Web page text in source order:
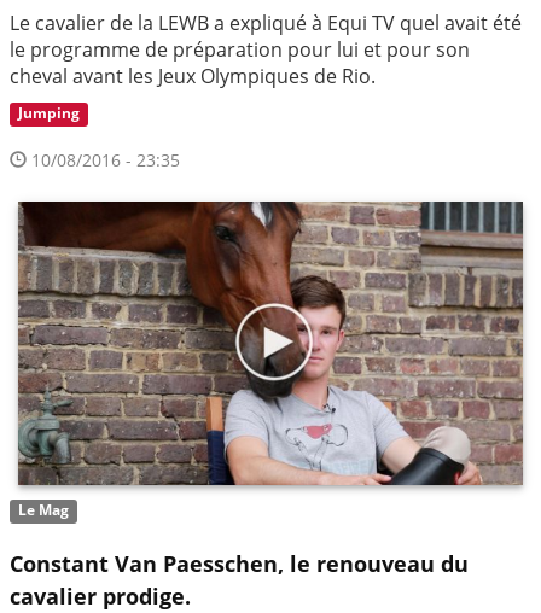
Le cavalier de la LEWB a expliqué à Equi TV quel avait été
le programme de préparation pour lui et pour son
cheval avant les Jeux Olympiques de Rio.
Jumping
10/08/2016 - 23:35
Le Mag
Constant Van Paesschen, le renouveau du
cavalier prodige.